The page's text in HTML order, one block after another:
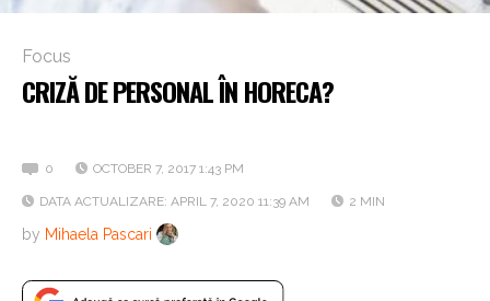
Focus
CRIZĂ DE PERSONAL ÎN HORECA?
0 OCTOBER 7, 2017 1:43 PM
DATA ACTUALIZARE: APRIL 7, 2020 11:39 AM 2 MIN
by Mihaela Pascari